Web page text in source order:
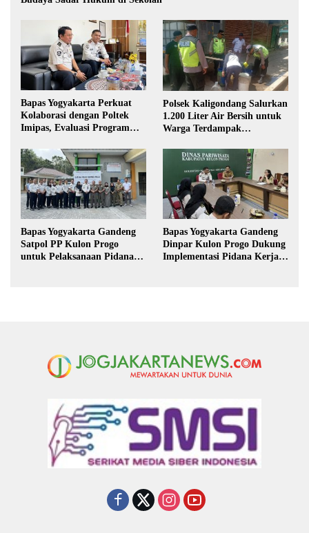
Bapas Yogyakarta Perkuat
Kolaborasi dengan Poltek
Imipas, Evaluasi Program
Polsek Kaligondang Salurkan
1.200 Liter Air Bersih untuk
Warga Terdampak
Bapas Yogyakarta Gandeng
Satpol PP Kulon Progo
untuk Pelaksanaan Pidana
Bapas Yogyakarta Gandeng
Dinpar Kulon Progo Dukung
Implementasi Pidana Kerja